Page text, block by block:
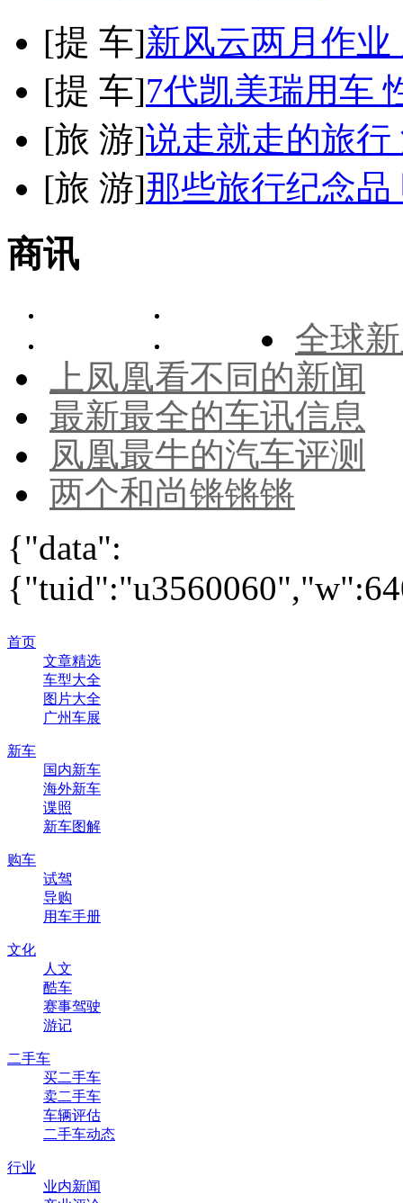
[提 车]新风云两月作
[提 车]7代凯美瑞用车
[旅 游]说走就走的旅
[旅 游]那些旅行纪念
商讯
全球
上凤凰看不同的新闻
最新最全的车讯信息
凤凰最牛的汽车评测
两个和尚锵锵锵
{"data":
首页
文章精选
车型大全
图片大全
广州车展
新车
国内新车
海外新车
谍照
新车图解
购车
试驾
导购
用车手册
文化
人文
酷车
赛事驾驶
游记
二手车
买二手车
卖二手车
车辆评估
二手车动态
行业
业内新闻